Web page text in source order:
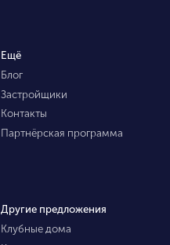
Ещё
Блог
Застройщики
Контакты
Партнёрская программа
Другие предложения
Клубные дома